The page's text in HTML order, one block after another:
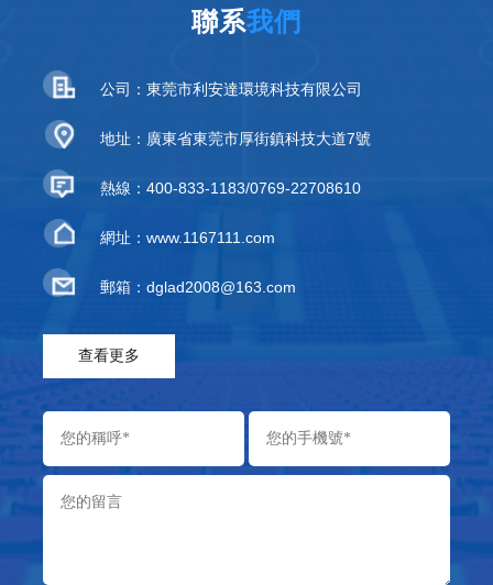
聯系我們
公司：東莞市利安達環境科技有限公司
地址：廣東省東莞市厚街鎮科技大道7號
熱線：400-833-1183/0769-22708610
網址：www.1167111.com
郵箱：dglad2008@163.com
查看更多